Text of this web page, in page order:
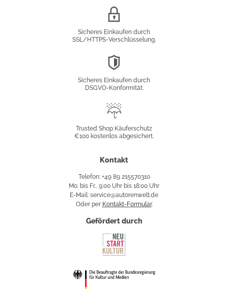
Sicheres Einkaufen durch
SSL/HTTPS-Verschlüsselung.
Sicheres Einkaufen durch
DSGVO-Konformität.
Käuferschutz
Trusted Shop Käuferschutz
€100 kostenlos abgesichert.
Kontakt
Telefon: +49 89 215570310
Mo. bis Fr., 9:00 Uhr bis 18:00 Uhr
E-Mail: service@autorenwelt.de
Oder per Kontakt-Formular.
Gefördert durch